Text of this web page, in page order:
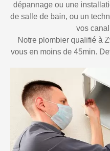
dépannage ou une
de salle de bain, ou un
vos
Notre plombier qualifié à
vous en moins de 45min.